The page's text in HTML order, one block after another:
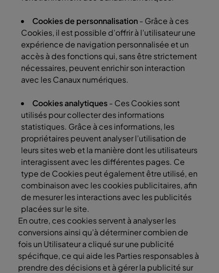
Cookies de personnalisation- Grâce à ces
Cookies, il est possible d’offrir à l’utilisateur une
expérience de navigation personnalisée et un
accès à des fonctions qui, sans être strictement
nécessaires, peuvent enrichir son interaction
avec les Canaux numériques.
Cookies analytiques- Ces Cookies sont
utilisés pour collecter des informations
statistiques. Grâce à ces informations, les
propriétaires peuvent analyser l’utilisation de
leurs sites web et la manière dont les utilisateurs
interagissent avec les différentes pages. Ce
type de Cookies peut également être utilisé, en
combinaison avec les cookies publicitaires, afin
de mesurer les interactions avec les publicités
placées sur le site.
En outre, ces cookies servent à analyser les
conversions ainsi qu’à déterminer combien de
fois un Utilisateur a cliqué sur une publicité
spécifique, ce qui aide les Parties responsables à
prendre des décisions et à gérer la publicité sur